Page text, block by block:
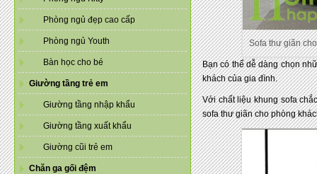
Phòng ngủ đẹp cao cấp
Phòng ngủ Youth
Bàn học cho bé
Giường tầng trẻ em
Giường tầng nhập khẩu
Giường tầng xuất khẩu
Giường cũi trẻ em
Chăn ga gối đệm
Sofa thư giãn
Bạn có thể dễ dàng chọn
khách của gia đình.
Với chất liệu khung sofa
sofa thư giãn cho phòng